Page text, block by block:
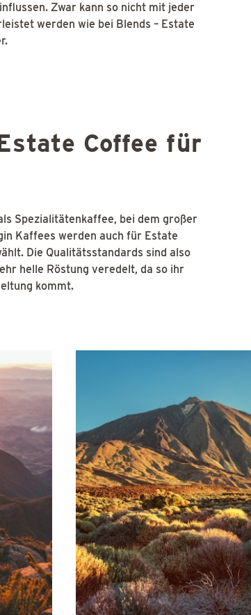
Zwar kann so nicht mit jeder
werden wie bei Blends – Estate
Coffee für
Spezialitätenkaffee, bei dem großer
Kaffees werden auch für Estate
Die Qualitätsstandards sind also
helle Röstung veredelt, da so ihr
kommt.